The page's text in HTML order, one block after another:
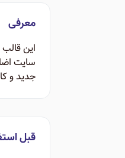
معرفی
این
سایت
جدید و
قبل